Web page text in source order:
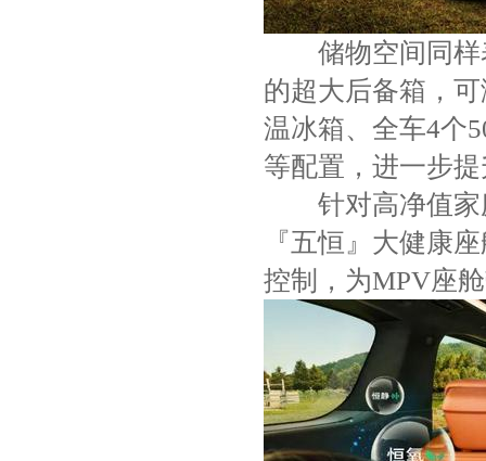
储物空间同样
的超大后备箱，
温冰箱、全车4个
等配置，进一步
针对高净值家
『五恒』大健康
控制，为MPV座